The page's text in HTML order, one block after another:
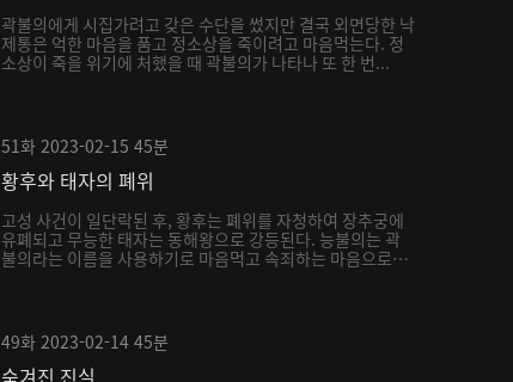
곽불의에게 시집가려고 갖은 수단을 썼지만 결국 외면당한 낙
제통은 억한 마음을 품고 정소상을 죽이려고 마음먹는다. 정
소상이 죽을 위기에 처했을 때 곽불의가 나타나 또 한 번...
51화 2023-02-15 45분
황후와 태자의 폐위
고성 사건이 일단락된 후, 황후는 폐위를 자청하여 장추궁에
유폐되고 무능한 태자는 동해왕으로 강등된다. 능불의는 곽
불의라는 이름을 사용하기로 마음먹고 속죄하는 마음으로
49화 2023-02-14 45분
숨겨진 진실